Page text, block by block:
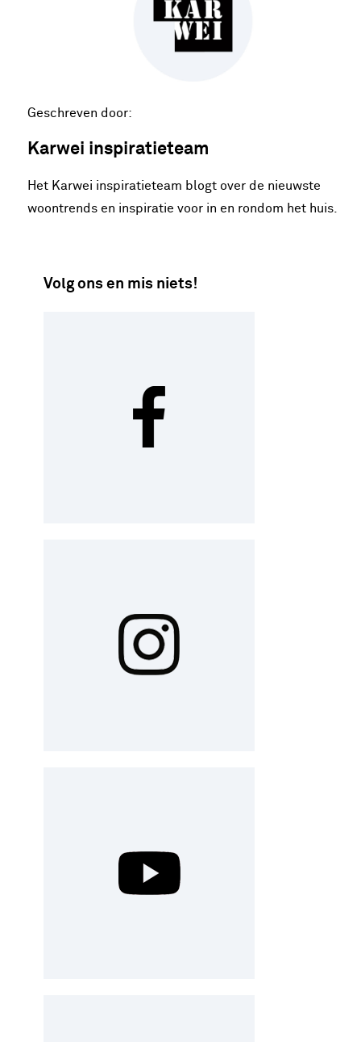
Geschreven door:
Karwei inspiratieteam
Het Karwei inspiratieteam blogt over de nieuwste
woontrends en inspiratie voor in en rondom het huis.
Volg ons en mis niets!